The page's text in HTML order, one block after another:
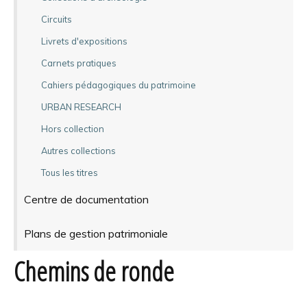
Circuits
Livrets d'expositions
Carnets pratiques
Cahiers pédagogiques du patrimoine
URBAN RESEARCH
Hors collection
Autres collections
Tous les titres
Centre de documentation
Plans de gestion patrimoniale
Chemins de ronde